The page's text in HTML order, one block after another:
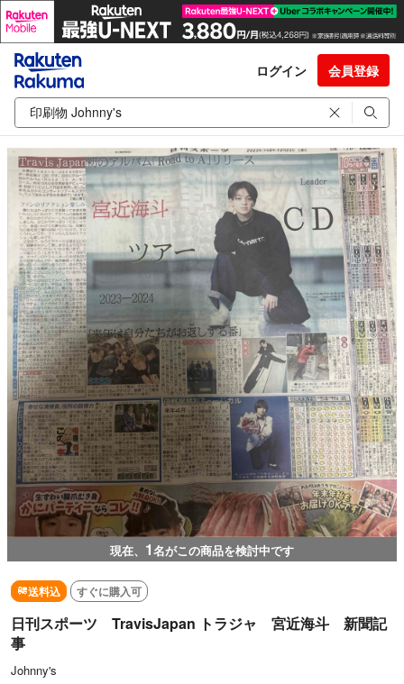
ログイン 会員登録
現在、 1名がこの商品を検討中です
送料込 すぐに購入可
日刊スポーツ TravisJapan トラジャ 宮近海斗 新聞記
事
Johnny's